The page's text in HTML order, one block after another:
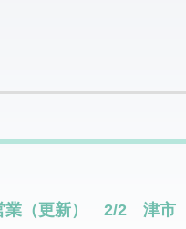
業（更新） 2/2 津